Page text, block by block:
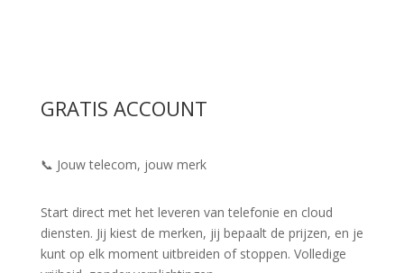
GRATIS ACCOUNT
📞 Jouw telecom, jouw merk
Start direct met het leveren van telefonie en cloud
diensten. Jij kiest de merken, jij bepaalt de prijzen, en je
kunt op elk moment uitbreiden of stoppen. Volledige